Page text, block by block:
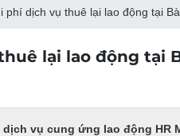
phí dịch vụ thuê lại lao động tại
lại lao động tại
vụ cung ứng lao động HR